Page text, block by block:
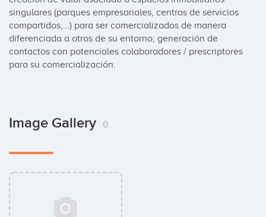
singulares (parques empresariales, centros de servicios
compartidos,…) para ser comercializados de manera
diferenciada a otros de su entorno; generación de
contactos con potenciales colaboradores / prescriptores
para su comercialización.
Image Gallery 0